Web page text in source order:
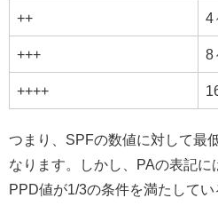
++ 4
+++ 8
++++
つまり、SPFの数値に対して最
なります。しかし、PAの表記に
PPD値が1/3の条件を満たしてい